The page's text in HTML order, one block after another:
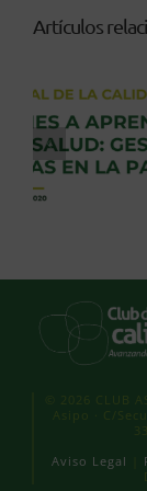
Artículos
© 2026 CLUB
Asipo · C/
Aviso Legal